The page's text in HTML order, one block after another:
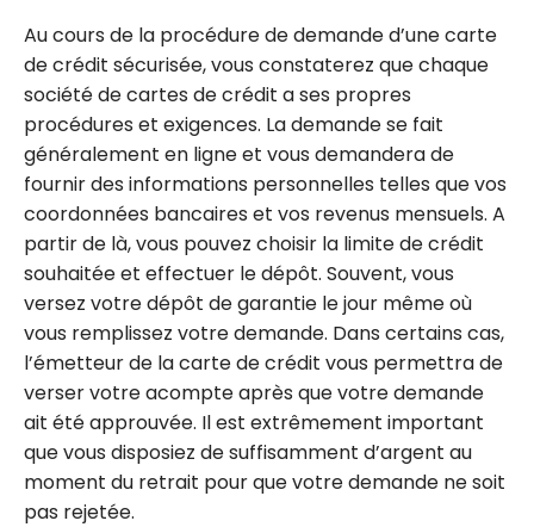
Au cours de la procédure de demande d’une carte
de crédit sécurisée, vous constaterez que chaque
société de cartes de crédit a ses propres
procédures et exigences. La demande se fait
généralement en ligne et vous demandera de
fournir des informations personnelles telles que vos
coordonnées bancaires et vos revenus mensuels. A
partir de là, vous pouvez choisir la limite de crédit
souhaitée et effectuer le dépôt. Souvent, vous
versez votre dépôt de garantie le jour même où
vous remplissez votre demande. Dans certains cas,
l’émetteur de la carte de crédit vous permettra de
verser votre acompte après que votre demande
ait été approuvée. Il est extrêmement important
que vous disposiez de suffisamment d’argent au
moment du retrait pour que votre demande ne soit
pas rejetée.